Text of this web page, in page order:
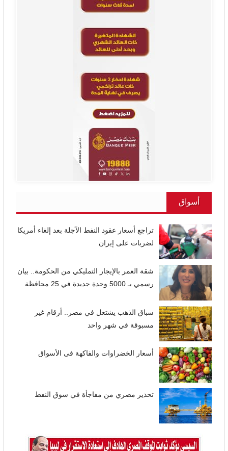
أسواق
تراجع أسعار عقود النفط الآجلة بعد إلغاء أمريكا
لضربات على إيران
شقة العمر بالإيجار التمليكي من الحكومة.. بيان
رسمي بـ 5000 وحدة جديدة في 25 محافظة
سباق الذهب يشتعل في مصر.. أرقام غير
مسبوقة في شهر واحد
أسعار الخضراوات والفاكهة فى الأسواق
تحذير مصري من مفاجأة في سوق النفط